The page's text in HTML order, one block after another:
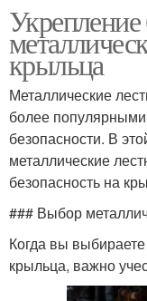
Укрепление
крыльца
Металлические
более популярными
безопасности. В
металлические
безопасность на
### Выбор
Когда вы
крыльца, важно